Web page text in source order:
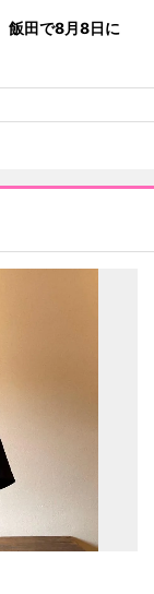
飯田で8月8日に